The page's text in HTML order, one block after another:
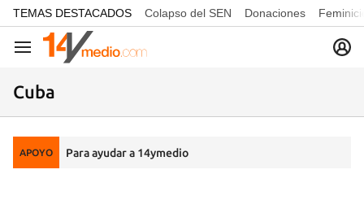
common.go-to-content
TEMAS DESTACADOS Colapso del SEN Donaciones
Navegación
Cuba
APOYO Para ayudar a 14ymedio